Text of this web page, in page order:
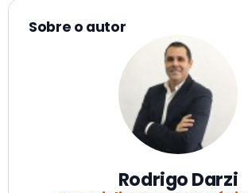
Sobre o autor
Rodrigo Darzi